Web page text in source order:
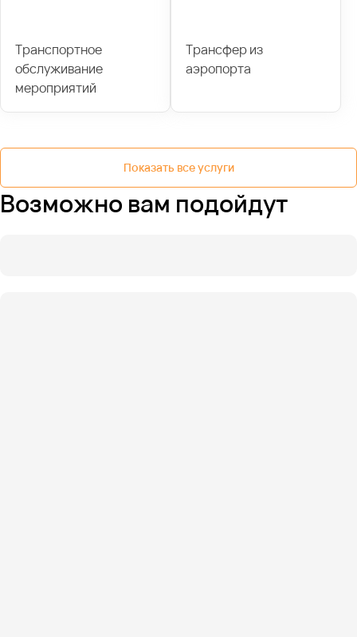
Транспортное
обслуживание
мероприятий
Трансфер из
аэропорта
Показать все услуги
Возможно вам подойдут